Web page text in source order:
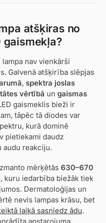
atšķiras no
gaismekļa?
nav vienkārši
Galvenā atšķirība slēpjas
, spektra joslas
vērtībā un gaismas
gaismeklis bieži ir
tāpēc tā diodes var
kurā dominē
pietiekami daudz
audu reakciju.
mērķētās 630–670
kuru iedarbība biežāk tiek
Dermatoloģijas un
nevis lampas krāsu, bet
laikā sasniedz ādu.